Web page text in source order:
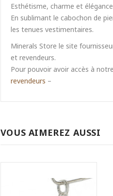
Esthétisme, charme et
En sublimant le cabochon de
les tenues vestimentaires.
Minerals Store le site
et revendeurs.
Pour pouvoir avoir accès à
revendeurs –
VOUS AIMEREZ AUSSI